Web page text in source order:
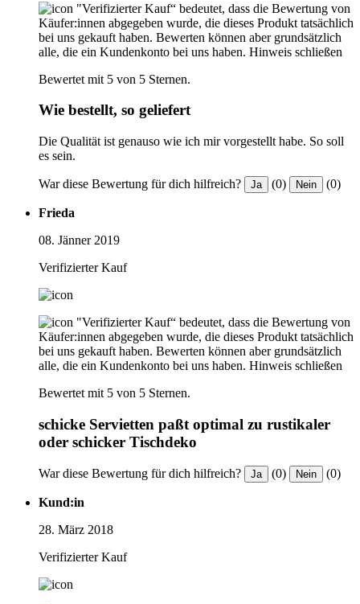
"Verifizierter Kauf“ bedeutet, dass die Bewertung von
Käufer:innen abgegeben wurde, die dieses Produkt tatsächlich
bei uns gekauft haben. Bewerten können aber grundsätzlich
alle, die ein Kundenkonto bei uns haben. Hinweis schließen
Bewertet mit 5 von 5 Sternen.
Wie bestellt, so geliefert
Die Qualität ist genauso wie ich mir vorgestellt habe. So soll
es sein.
War diese Bewertung für dich hilfreich? Ja (0) Nein (0)
Frieda
08. Jänner 2019
Verifizierter Kauf
"Verifizierter Kauf“ bedeutet, dass die Bewertung von
Käufer:innen abgegeben wurde, die dieses Produkt tatsächlich
bei uns gekauft haben. Bewerten können aber grundsätzlich
alle, die ein Kundenkonto bei uns haben. Hinweis schließen
Bewertet mit 5 von 5 Sternen.
schicke Servietten paßt optimal zu rustikaler
oder schicker Tischdeko
War diese Bewertung für dich hilfreich? Ja (0) Nein (0)
Kund:in
28. März 2018
Verifizierter Kauf